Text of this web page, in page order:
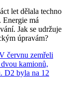
let dělala techno
Energie má
Jak se udržuje
úpravám?